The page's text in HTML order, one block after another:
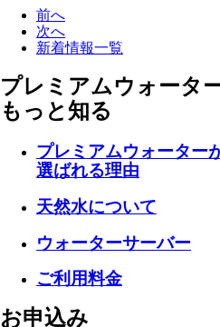
前へ
次へ
新着情報一覧
プレミアムウォータ
もっと知る
プレミアムウォーター
選ばれる理由
天然水について
ウォーターサーバー
ご利用料金
お申込み